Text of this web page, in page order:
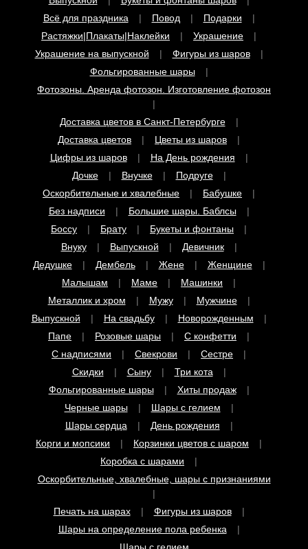
Растяжки|Плакаты|Наклейки
Украшение
Украшение на выпускной
Фигуры из шаров
Фольгированные шары
Фотозоны. Аренда фотозон. Изготовление фотозон
Доставка цветов в Санкт-Петербурге
Цифры из шаров
На День рождения
Дочке
Внучке
Подруге
Оскорбительные и хвалебные
Бабушке
Без надписи
Большие шары. Баблсы
Боссу
Брату
Букеты и фонтаны
Внуку
Выпускной
Девичник
Дедушке
Дембель Жене
Женщине
Малышам
Маме
Машинки
Металлик и хром
Мужу
Мужчине
Выпускной
На свадьбу
Новорожденным
Папе
Розовые шары
С конфетти
С надписями
Свекрови
Сестре
Скидки
Сыну
Три кота
Фольгированные шары
Хиты продаж
Черные шары
Шары с гелием
Шары сердца
День рождения
Корги и мопсики
Корзинки цветов с шаром
Коробка с шарами
Оскорбительные, хвалебные, шары с признаниями
Печать на шарах
Фигуры из шаров
Шары на определение пола ребенка
Шары с гелием